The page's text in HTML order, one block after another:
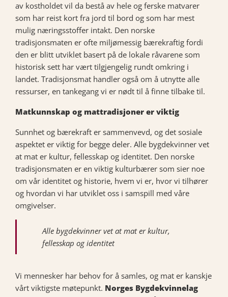
av kostholdet vil da bestå av hele og ferske matvarer
som har reist kort fra jord til bord og som har mest
mulig næringsstoffer intakt. Den norske
tradisjonsmaten er ofte miljømessig bærekraftig fordi
den er blitt utviklet basert på de lokale råvarene som
historisk sett har vært tilgjengelig rundt omkring i
landet. Tradisjonsmat handler også om å utnytte alle
ressurser, en tankegang vi er nødt til å finne tilbake til.
Matkunnskap og mattradisjoner er viktig
Sunnhet og bærekraft er sammenvevd, og det sosiale
aspektet er viktig for begge deler. Alle bygdekvinner vet
at mat er kultur, fellesskap og identitet. Den norske
tradisjonsmaten er en viktig kulturbærer som sier noe
om vår identitet og historie, hvem vi er, hvor vi tilhører
og hvordan vi har utviklet oss i samspill med våre
omgivelser.
Alle bygdekvinner vet at mat er kultur,
fellesskap og identitet
Vi mennesker har behov for å samles, og mat er kanskje
vårt viktigste møtepunkt. Norges Bygdekvinnelag